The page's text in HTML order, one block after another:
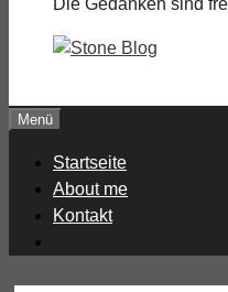
Die Gedanken sind
Menü
Startseite
About me
Kontakt